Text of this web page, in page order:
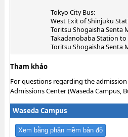
Tokyo City Bus:
West Exit of Shinjuku
Toritsu Shogaisha Senta
Takadanobaba Station
Toritsu Shogaisha Senta
Tham khảo
For questions regarding the
Admissions Center (Waseda Campus,
Waseda Campus
Xem bằng phần mềm bản đồ